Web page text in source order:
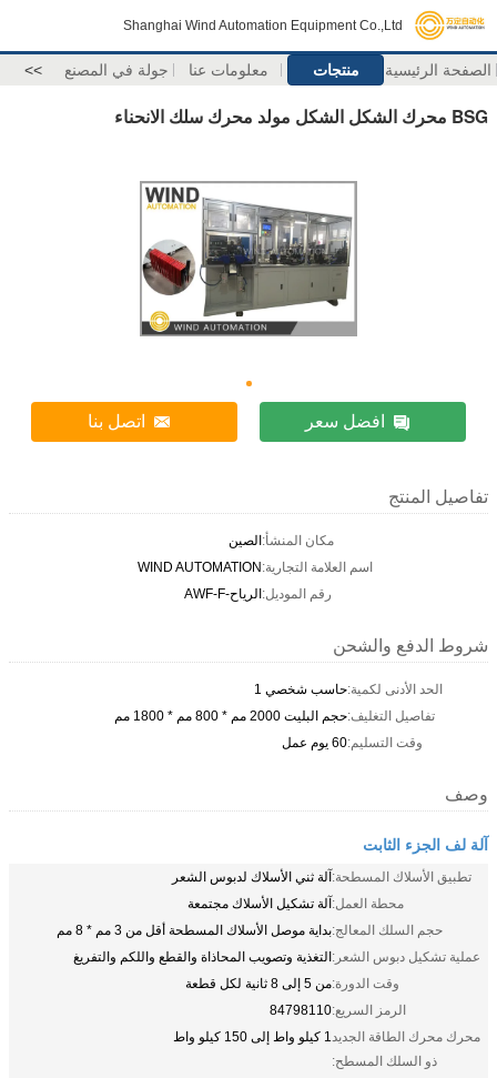
Shanghai Wind Automation Equipment Co.,Ltd
الصفحة الرئيسية منتجات معلومات عنا جولة في المصنع >>
BSG محرك الشكل الشكل مولد محرك سلك الانحناء
افضل سعر اتصل بنا
تفاصيل المنتج
مكان المنشأ:الصين
اسم العلامة التجارية:WIND AUTOMATION
رقم الموديل:الرياح-AWF-F
شروط الدفع والشحن
الحد الأدنى لكمية:حاسب شخصي 1
تفاصيل التغليف:حجم البليت 2000 مم * 800 مم * 1800 مم
وقت التسليم:60 يوم عمل
وصف
آلة لف الجزء الثابت
تطبيق الأسلاك المسطحة:آلة ثني الأسلاك لدبوس الشعر
محطة العمل:آلة تشكيل الأسلاك مجتمعة
حجم السلك المعالج:بداية موصل الأسلاك المسطحة أقل من 3 مم * 8 مم
عملية تشكيل دبوس الشعر:التغذية وتصويب المحاذاة والقطع واللكم والتفريغ
وقت الدورة:من 5 إلى 8 ثانية لكل قطعة
الرمز السريع:84798110
محرك محرك الطاقة الجديد
ذو السلك المسطح:
1 كيلو واط إلى 150 كيلو واط